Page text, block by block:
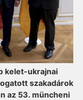
kelet-ukrajnai
szakadárok
az 53. müncheni